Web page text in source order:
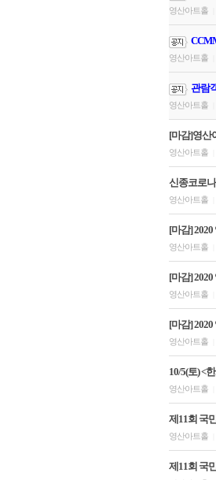
영산아트홀
영산아트홀
관람
영산아트홀
[마감]영산
영산아트홀
신종코로
영산아트홀
[마감]
영산아트홀
[마감]
영산아트홀
[마감]
영산아트홀
10/5(토) <
영산아트홀
제11회 국
영산아트홀
제11회 국